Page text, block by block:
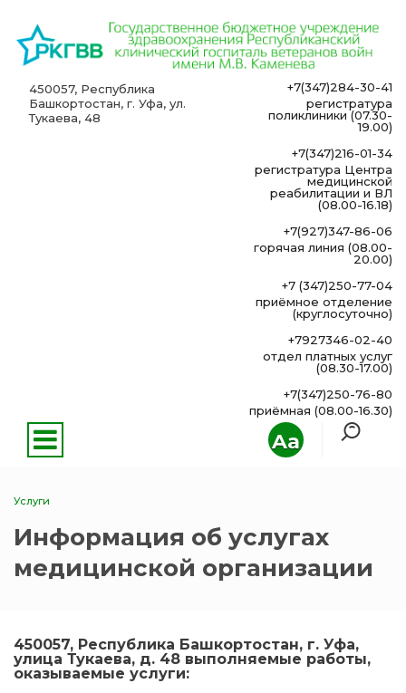
Aa
450057, Республика
Башкортостан, г. Уфа, ул.
Тукаева, 48
+7(347)284-30-41
регистратура
поликлиники (07.30-
19.00)
+7(347)216-01-34
регистратура Центра
медицинской
реабилитации и ВЛ
(08.00-16.18)
+7(927)347-86-06
горячая линия (08.00-
20.00)
+7 (347)250-77-04
приёмное отделение
(круглосуточно)
+7927346-02-40
отдел платных услуг
(08.30-17.00)
+7(347)250-76-80
приёмная (08.00-16.30)
Услуги
Информация об услугах
медицинской организации
450057, Республика Башкортостан, г. Уфа,
улица Тукаева, д. 48 выполняемые работы,
оказываемые услуги: